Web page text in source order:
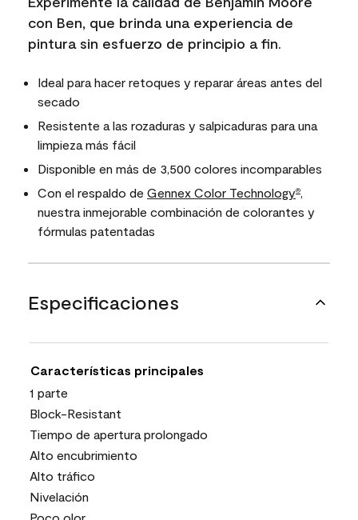
con Ben, que brinda una experiencia de
pintura sin esfuerzo de principio a fin.
Ideal para hacer retoques y reparar áreas antes del
secado
Resistente a las rozaduras y salpicaduras para una
limpieza más fácil
Disponible en más de 3,500 colores incomparables
Con el respaldo de Gennex Color Technology®,
nuestra inmejorable combinación de colorantes y
fórmulas patentadas
Especificaciones
Características principales
1 parte
Block-Resistant
Tiempo de apertura prolongado
Alto encubrimiento
Alto tráfico
Nivelación